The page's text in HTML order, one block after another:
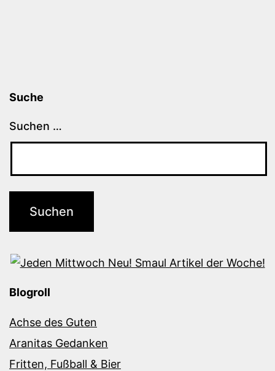
Suche
Suchen …
Blogroll
Achse des Guten
Aranitas Gedanken
Fritten, Fußball & Bier